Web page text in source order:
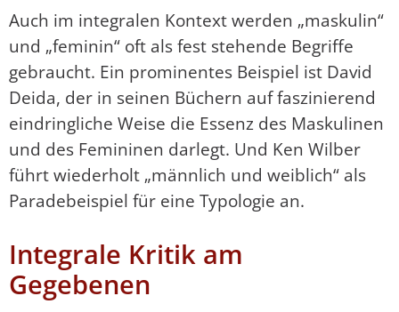
Auch im integralen Kontext werden „maskulin“
und „feminin“ oft als fest stehende Begriffe
gebraucht. Ein prominentes Beispiel ist David
Deida, der in seinen Büchern auf faszinierend
eindringliche Weise die Essenz des Maskulinen
und des Femininen darlegt. Und Ken Wilber
führt wiederholt „männlich und weiblich“ als
Paradebeispiel für eine Typologie an.
Integrale Kritik am
Gegebenen